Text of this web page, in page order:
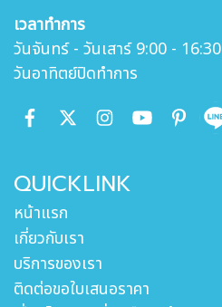
เวลาทำการ
วันจันทร์ - วันเสาร์ 9:00 - 16:30
วันอาทิตย์ปิดทำการ
QUICKLINK
หน้าแรก
เกี่ยวกับเรา
บริการของเรา
ติดต่อขอใบเสนอราคา